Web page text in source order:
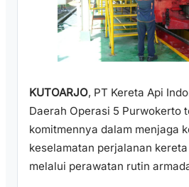
KUTOARJO, PT Kereta Api
Daerah Operasi 5 Purwokerto
komitmennya dalam menjaga
keselamatan perjalanan
melalui perawatan rutin